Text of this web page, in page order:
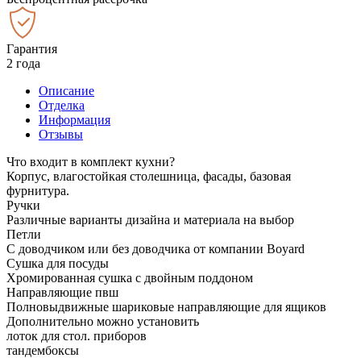
Гарантия
2 года
Описание
Отделка
Информация
Отзывы
Что входит в комплект кухни?
Корпус, влагостойкая столешница, фасады, базовая
фурнитура.
Ручки
Различные варианты дизайна и материала на выбор
Петли
С доводчиком или без доводчика от компании Boyard
Сушка для посуды
Хромированная сушка с двойным поддоном
Направляющие пвш
Полновыдвижные шариковые направляющие для ящиков
Дополнительно можно установить
лоток для стол. приборов
тандембоксы